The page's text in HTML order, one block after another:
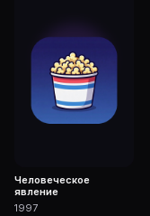
Человеческое
явление
1997